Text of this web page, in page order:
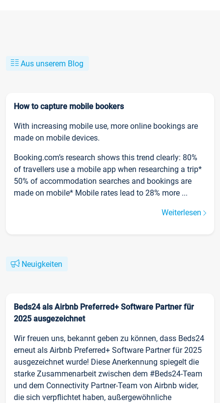
Aus unserem Blog
How to capture mobile bookers
With increasing mobile use, more online bookings are
made on mobile devices.
Booking.com’s research shows this trend clearly: 80%
of travellers use a mobile app when researching a trip*
50% of accommodation searches and bookings are
made on mobile* Mobile rates lead to 28% more ...
Weiterlesen
Neuigkeiten
Beds24 als Airbnb Preferred+ Software Partner für
2025 ausgezeichnet
Wir freuen uns, bekannt geben zu können, dass Beds24
erneut als Airbnb Preferred+ Software Partner für 2025
ausgezeichnet wurde! Diese Anerkennung spiegelt die
starke Zusammenarbeit zwischen dem #Beds24-Team
und dem Connectivity Partner-Team von Airbnb wider,
die sich verpflichtet haben, außergewöhnliche